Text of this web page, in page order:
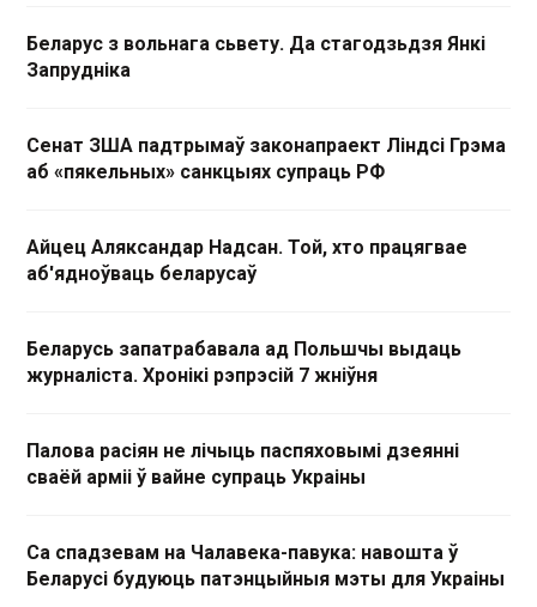
Беларус з вольнага сьвету. Да стагодзьдзя Янкі
Запрудніка
Сенат ЗША падтрымаў законапраект Ліндсі Грэма
аб «пякельных» санкцыях супраць РФ
Айцец Аляксандар Надсан. Той, хто працягвае
аб'ядноўваць беларусаў
Беларусь запатрабавала ад Польшчы выдаць
журналіста. Хронікі рэпрэсій 7 жніўня
Палова расіян не лічыць паспяховымі дзеянні
сваёй арміі ў вайне супраць Украіны
Са спадзевам на Чалавека-павука: навошта ў
Беларусі будуюць патэнцыйныя мэты для Украіны